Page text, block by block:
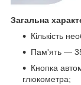
Загальна
Кількість
Пам'ять —
Кнопка
глюкометра;